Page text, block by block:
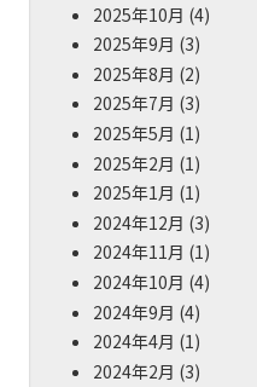
2025年10月 (4)
2025年9月 (3)
2025年8月 (2)
2025年7月 (3)
2025年5月 (1)
2025年2月 (1)
2025年1月 (1)
2024年12月 (3)
2024年11月 (1)
2024年10月 (4)
2024年9月 (4)
2024年4月 (1)
2024年2月 (3)